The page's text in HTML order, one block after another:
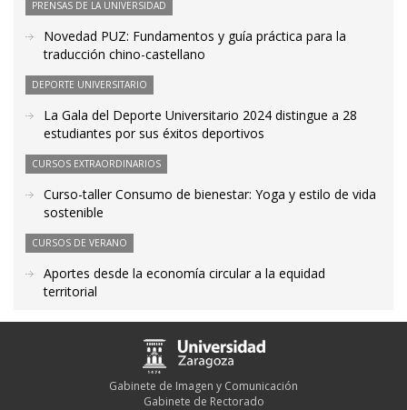
PRENSAS DE LA UNIVERSIDAD
Novedad PUZ: Fundamentos y guía práctica para la
traducción chino-castellano
DEPORTE UNIVERSITARIO
La Gala del Deporte Universitario 2024 distingue a 28
estudiantes por sus éxitos deportivos
CURSOS EXTRAORDINARIOS
Curso-taller Consumo de bienestar: Yoga y estilo de vida
sostenible
CURSOS DE VERANO
Aportes desde la economía circular a la equidad
territorial
Gabinete de Imagen y Comunicación
Gabinete de Rectorado